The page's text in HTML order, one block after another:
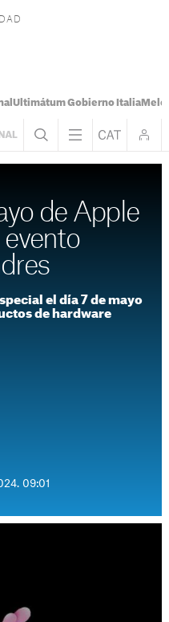
Ultimátum Gobierno Italia
de Apple
el día 7 de mayo
de hardware
09:01